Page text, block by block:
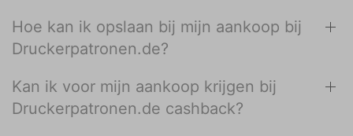
Hoe kan ik opslaan bij mijn aankoop bij
Druckerpatronen.de?
Kan ik voor mijn aankoop krijgen bij
Druckerpatronen.de cashback?